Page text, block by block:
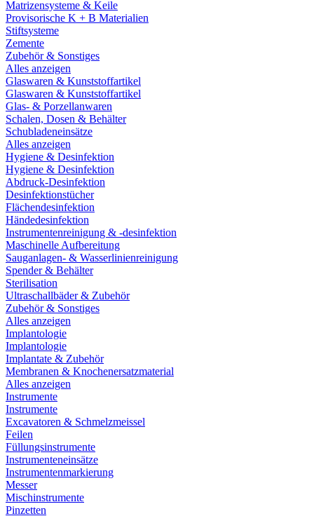
Matrizensysteme & Keile
Provisorische K + B Materialien
Stiftsysteme
Zemente
Zubehör & Sonstiges
Alles anzeigen
Glaswaren & Kunststoffartikel
Glaswaren & Kunststoffartikel
Glas- & Porzellanwaren
Schalen, Dosen & Behälter
Schubladeneinsätze
Alles anzeigen
Hygiene & Desinfektion
Hygiene & Desinfektion
Abdruck-Desinfektion
Desinfektionstücher
Flächendesinfektion
Händedesinfektion
Instrumentenreinigung & -desinfektion
Maschinelle Aufbereitung
Sauganlagen- & Wasserlinienreinigung
Spender & Behälter
Sterilisation
Ultraschallbäder & Zubehör
Zubehör & Sonstiges
Alles anzeigen
Implantologie
Implantologie
Implantate & Zubehör
Membranen & Knochenersatzmaterial
Alles anzeigen
Instrumente
Instrumente
Excavatoren & Schmelzmeissel
Feilen
Füllungsinstrumente
Instrumenteneinsätze
Instrumentenmarkierung
Messer
Mischinstrumente
Pinzetten